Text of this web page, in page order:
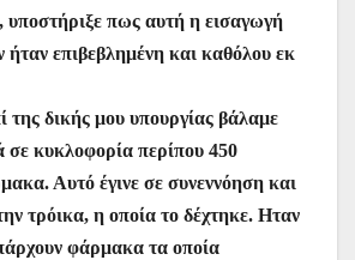
υποστήριξε πως αυτή η εισαγωγή
επιβεβλημένη και καθόλου εκ
της δικής μου υπουργίας βάλαμε
κυκλοφορία περίπου 450
Αυτό έγινε σε συνεννόηση και
τρόικα, η οποία το δέχτηκε. Ηταν
φάρμακα τα οποία